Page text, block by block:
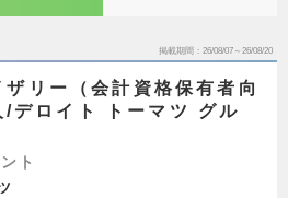
掲載期間 26/08/07～26/08/20
ザリー（会計資格保有者向
/デロイト トーマツ グル
ト